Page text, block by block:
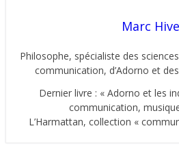
Marc
Philosophe, spécialiste des
communication, d’Adorno et
Dernier livre : « Adorno et les
communication,
L’Harmattan, collection «